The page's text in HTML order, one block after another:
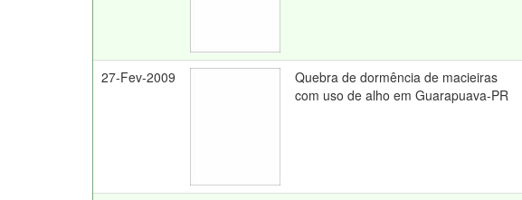
27-Fev-2009
Quebra de dormência de macieiras
com uso de alho em Guarapuava-PR